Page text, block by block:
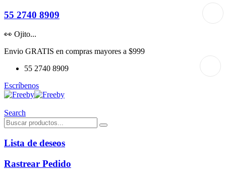
55 2740 8909
👀 Ojito...
Envio GRATIS en compras mayores a $999
55 2740 8909
Escríbenos
Search
Lista de deseos
Rastrear Pedido